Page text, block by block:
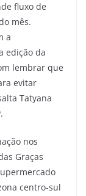
fluxo de
mês.
a
edição da
lembrar que
evitar
Tatyana
nos
Graças
centro-sul